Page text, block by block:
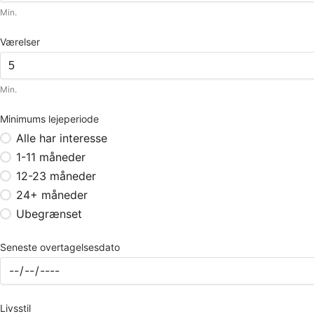
Min.
Værelser
Min.
Minimums lejeperiode
Alle har interesse
1-11 måneder
12-23 måneder
24+ måneder
Ubegrænset
Seneste overtagelsesdato
Livsstil